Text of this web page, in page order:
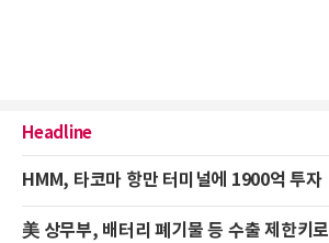
Headline
HMM, 타코마 항만 터미널에 1900억 투자
美 상무부, 배터리 폐기물 등 수출 제한키로